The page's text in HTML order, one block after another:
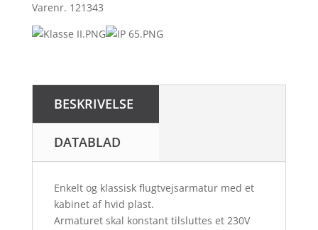
Varenr. 121343
BESKRIVELSE
DATABLAD
Enkelt og klassisk flugtvejsarmatur med et
kabinet af hvid plast.
Armaturet skal konstant tilsluttes et 230V